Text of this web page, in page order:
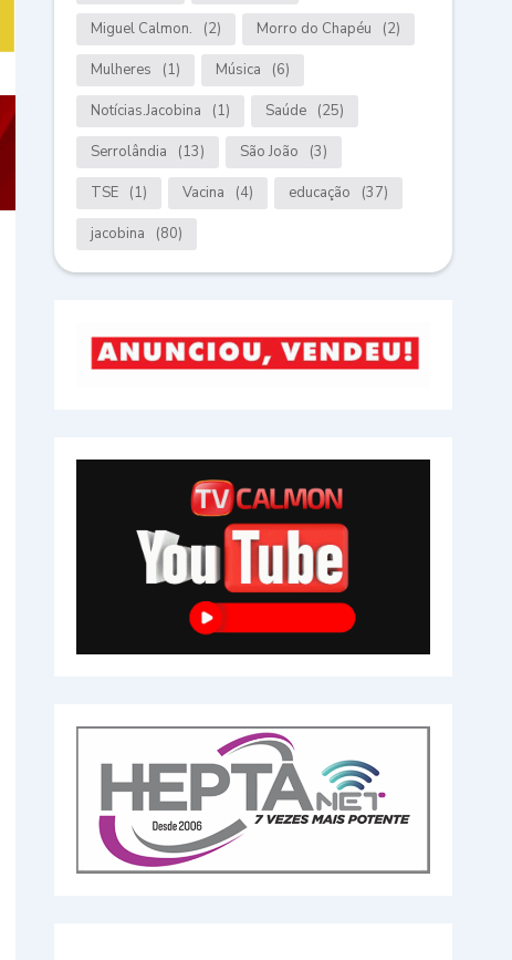
Miguel Calmon. (2) Morro do Chapéu (2)
Mulheres (1) Música (6)
Notícias.Jacobina (1) Saúde (25)
Serrolândia (13) São João (3)
TSE (1) Vacina (4) educação (37)
jacobina (80)